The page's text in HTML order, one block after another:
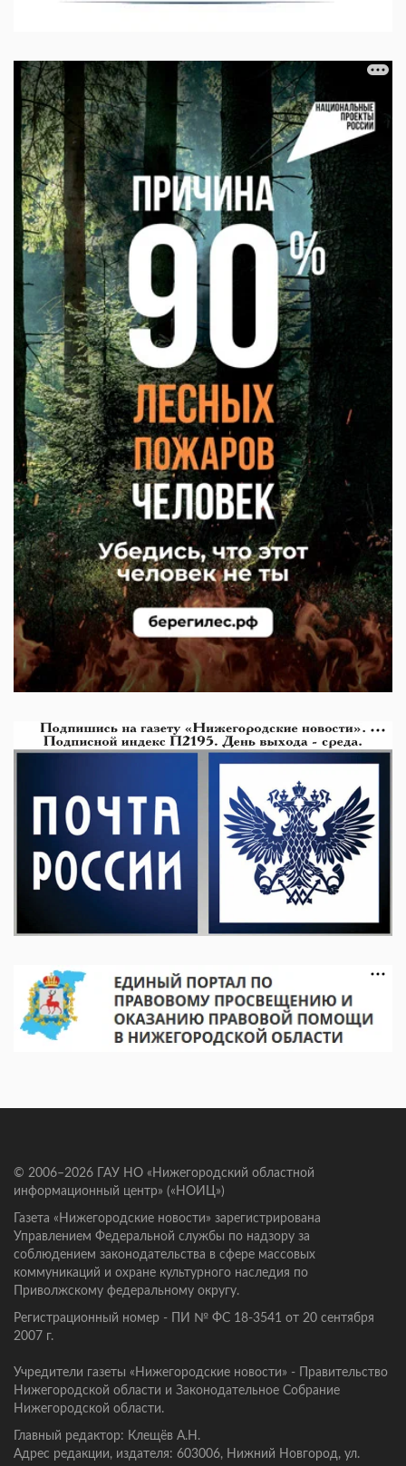
© 2006–2026 ГАУ НО «Нижегородский областной
информационный центр» («НОИЦ»)
Газета «Нижегородские новости» зарегистрирована
Управлением Федеральной службы по надзору за
соблюдением законодательства в сфере массовых
коммуникаций и охране культурного наследия по
Приволжскому федеральному округу.
Регистрационный номер - ПИ № ФС 18-3541 от 20 сентября
2007 г.
Учредители газеты «Нижегородские новости» - Правительство
Нижегородской области и Законодательное Собрание
Нижегородской области.
Главный редактор: Клещёв А.Н.
Адрес редакции, издателя: 603006, Нижний Новгород, ул.